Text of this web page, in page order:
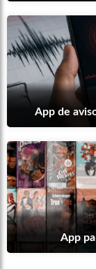
App de
App